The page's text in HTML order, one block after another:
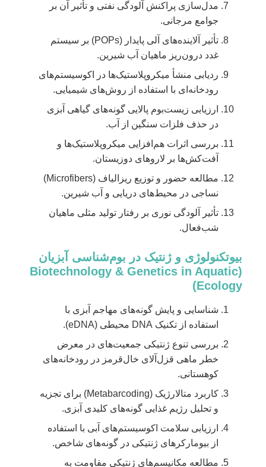
مدل‌سازی پراکنش آلودگی نفتی و تأثیر آن بر
جوامع مرجانی.
تأثیر آلاینده‌های آلی پایدار (POPs) بر سیستم
غدد درون‌ریز ماهیان آب شیرین.
ردیابی منشأ میکروپلاستیک‌ها در اکوسیستم‌های
رودخانه‌ای با استفاده از روش‌های شیمیایی.
ارزیابی زیست‌بوم پالایی گونه‌های گیاهی آبزی
در حذف فلزات سنگین از آب.
بررسی اثرات هم‌افزایی میکروپلاستیک‌ها و
آفت‌کش‌ها بر لاروهای دوزیستان.
مطالعه حضور و توزیع ریزالیاف (Microfibers)
نساجی در محیط‌های دریایی و آب شیرین.
تأثیر آلودگی نوری بر رفتار تولید مثلی ماهیان
شب‌فعال.
بیوتکنولوژی و ژنتیک در بوم‌شناسی آبزیان
(Biotechnology & Genetics in Aquatic
Ecology)
شناسایی و پایش گونه‌های مهاجم آبزی با
استفاده از تکنیک DNA محیطی (eDNA).
بررسی تنوع ژنتیکی جمعیت‌های در معرض
خطر ماهی قزل‌آلای خال‌قرمز در رودخانه‌های
کوهستانی.
کاربرد متالارژیک (Metabarcoding) برای تجزیه
و تحلیل رژیم غذایی گونه‌های کلیدی آبزی.
ارزیابی سلامت اکوسیستم‌های آبی با استفاده
از بیومارکرهای ژنتیکی در گونه‌های شاخص.
مطالعه مکانیسم‌های ژنتیکی مقاومت به